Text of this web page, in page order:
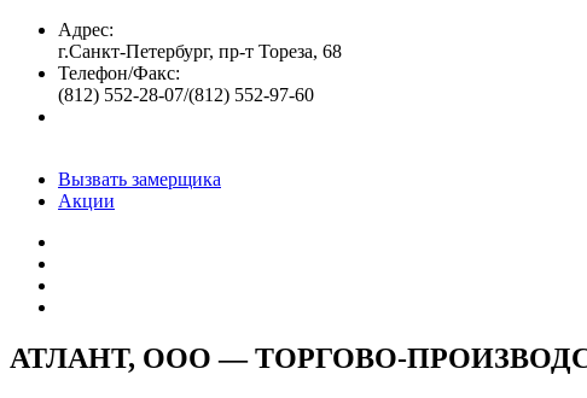
Адрес:
г.Санкт-Петербург, пр-т Тореза, 68
Телефон/Факс:
(812) 552-28-07/(812) 552-97-60
Вызвать замерщика
Акции
АТЛАНТ, ООО — ТОРГОВО-